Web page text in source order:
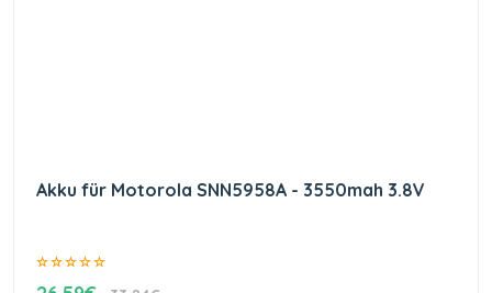
Akku für Motorola SNN5958A - 3550mah 3.8V